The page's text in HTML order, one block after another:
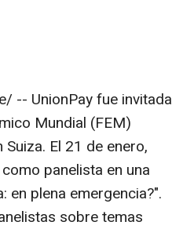
-- UnionPay fue invitada
Mundial (FEM)
El 21 de enero,
panelista en una
en plena emergencia?".
sobre temas